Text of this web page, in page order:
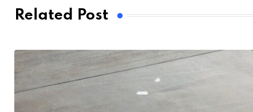
Related Post